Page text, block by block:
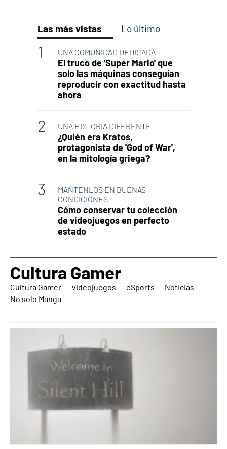
Las más vistas Lo último
UNA COMUNIDAD DEDICADA
El truco de 'Super Mario' que
solo las máquinas conseguían
reproducir con exactitud hasta
ahora
UNA HISTORIA DIFERENTE
¿Quién era Kratos,
protagonista de 'God of War',
en la mitología griega?
MANTENLOS EN BUENAS
CONDICIONES
Cómo conservar tu colección
de videojuegos en perfecto
estado
Cultura Gamer
Cultura Gamer Videojuegos eSports
Noticias
No solo Manga